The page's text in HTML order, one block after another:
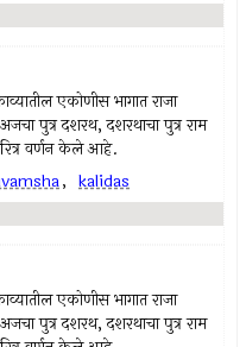
एकोणीस भागात राजा
पुत्र दशरथ, दशरथाचा पुत्र राम
वर्णन केले आहे.
, kalidas
एकोणीस भागात राजा
पुत्र दशरथ, दशरथाचा पुत्र राम